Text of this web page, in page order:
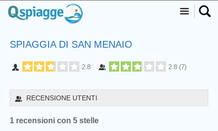
SPIAGGIA DI SAN MENAIO
2.8 2.8 (7)
RECENSIONE UTENTI
1 recensioni con 5 stelle